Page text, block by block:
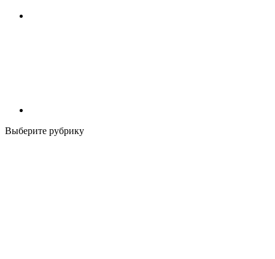
Выберите рубрику